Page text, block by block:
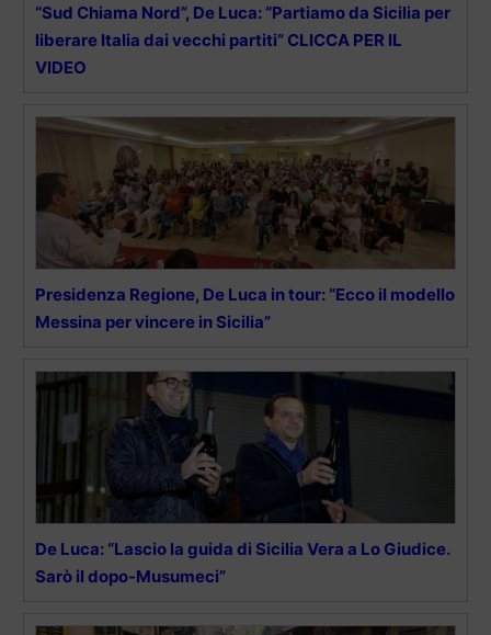
“Sud Chiama Nord”, De Luca: “Partiamo da Sicilia per
liberare Italia dai vecchi partiti” CLICCA PER IL
VIDEO
Presidenza Regione, De Luca in tour: “Ecco il modello
Messina per vincere in Sicilia”
De Luca: “Lascio la guida di Sicilia Vera a Lo Giudice.
Sarò il dopo-Musumeci”